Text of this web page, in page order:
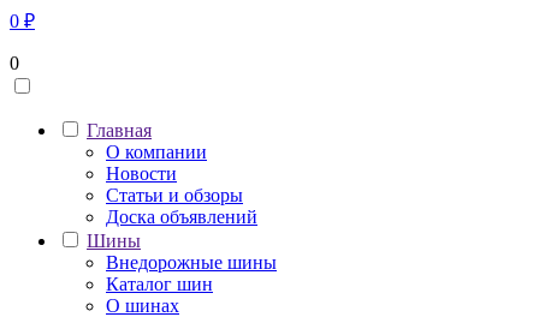
0 ₽
0
Главная
О компании
Новости
Статьи и обзоры
Доска объявлений
Шины
Внедорожные шины
Каталог шин
О шинах